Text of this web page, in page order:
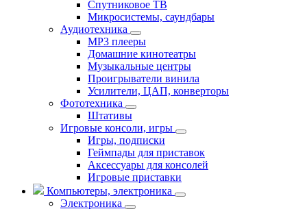
Спутниковое ТВ
Микросистемы, саундбары
Аудиотехника
MP3 плееры
Домашние кинотеатры
Музыкальные центры
Проигрыватели винила
Усилители, ЦАП, конверторы
Фототехника
Штативы
Игровые консоли, игры
Игры, подписки
Геймпады для приставок
Аксессуары для консолей
Игровые приставки
Компьютеры, электроника
Электроника